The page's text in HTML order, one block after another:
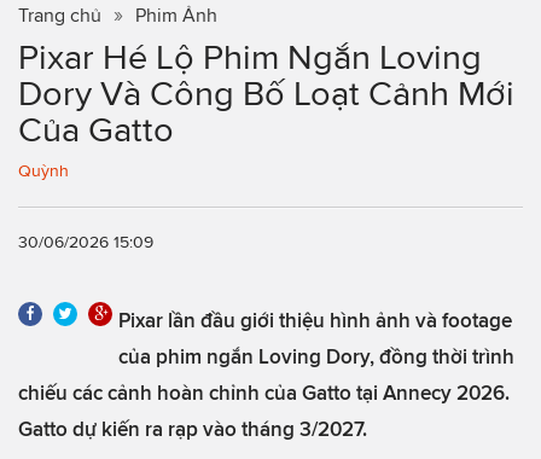
Trang chủ Phim Ảnh
Pixar Hé Lộ Phim Ngắn Loving
Dory Và Công Bố Loạt Cảnh Mới
Của Gatto
Quỳnh
30/06/2026 15:09
Pixar lần đầu giới thiệu hình ảnh và footage
của phim ngắn Loving Dory, đồng thời trình
chiếu các cảnh hoàn chỉnh của Gatto tại Annecy 2026.
Gatto dự kiến ra rạp vào tháng 3/2027.